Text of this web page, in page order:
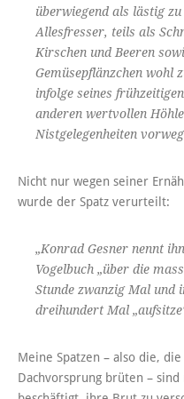
überwiegend als lästig
Allesfresser, teils als
Kirschen und Beeren
Gemüsepflänzchen wohl
infolge seines
anderen wertvollen
Nistgelegenheiten
Nicht nur wegen seiner
wurde der Spatz verurteilt:
„Konrad Gesner nennt
Vogelbuch „über die
Stunde zwanzig Mal und
dreihundert Mal
Meine Spatzen – also die,
Dachvorsprung brüten –